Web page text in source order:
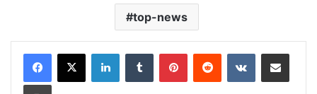
top-news
LinkedInTumblr PinterestReddit VKontakteShare via Email
Print